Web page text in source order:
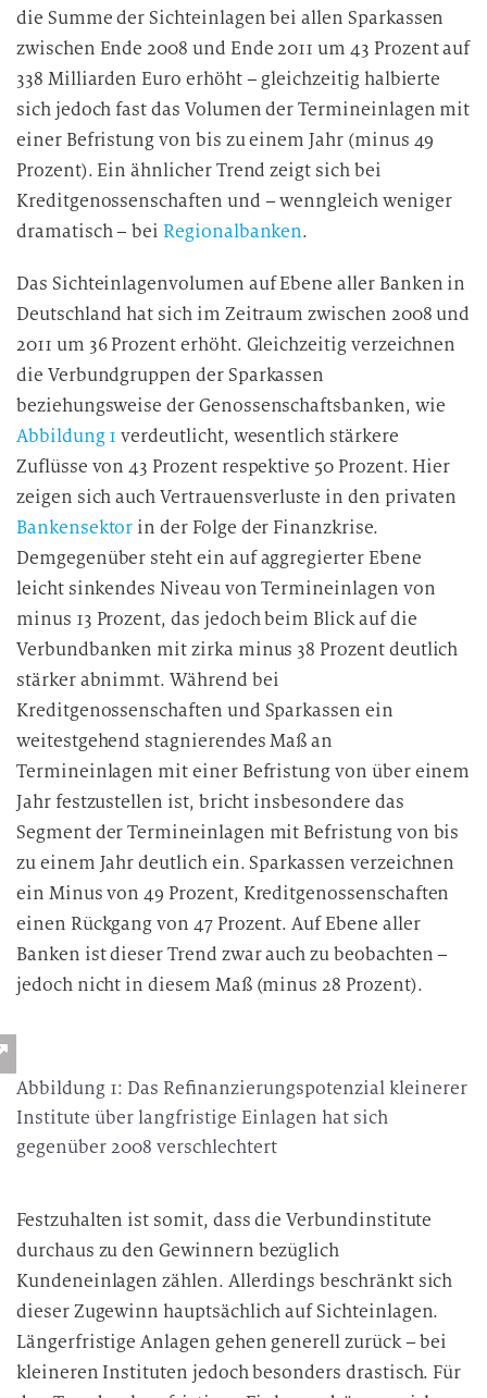
die Summe der Sichteinlagen bei allen Sparkassen
zwischen Ende 2008 und Ende 2011 um 43 Prozent auf
338 Milliarden Euro erhöht – gleichzeitig halbierte
sich jedoch fast das Volumen der Termineinlagen mit
einer Befristung von bis zu einem Jahr (minus 49
Prozent). Ein ähnlicher Trend zeigt sich bei
Kreditgenossenschaften und – wenngleich weniger
dramatisch – beiRegionalbanken.
Das Sichteinlagenvolumen auf Ebene aller Banken in
Deutschland hat sich im Zeitraum zwischen 2008 und
2011 um 36 Prozent erhöht. Gleichzeitig verzeichnen
die Verbundgruppen der Sparkassen
beziehungsweise der Genossenschaftsbanken, wie
Abbildung 1 verdeutlicht, wesentlich stärkere
Zuflüsse von 43 Prozent respektive 50 Prozent. Hier
zeigen sich auch Vertrauensverluste in den privaten
Bankensektor in der Folge der Finanzkrise.
Demgegenüber steht ein auf aggregierter Ebene
leicht sinkendes Niveau von Termineinlagen von
minus 13 Prozent, das jedoch beim Blick auf die
Verbundbanken mit zirka minus 38 Prozent deutlich
stärker abnimmt. Während bei
Kreditgenossenschaften und Sparkassen ein
weitestgehend stagnierendes Maß an
Termineinlagen mit einer Befristung von über einem
Jahr festzustellen ist, bricht insbesondere das
Segment der Termineinlagen mit Befristung von bis
zu einem Jahr deutlich ein. Sparkassen verzeichnen
ein Minus von 49 Prozent, Kreditgenossenschaften
einen Rückgang von 47 Prozent. Auf Ebene aller
Banken ist dieser Trend zwar auch zu beobachten –
jedoch nicht in diesem Maß (minus 28 Prozent).
Abbildung 1: Das Refinanzierungspotenzial kleinerer
Institute über langfristige Einlagen hat sich
gegenüber 2008 verschlechtert
Festzuhalten ist somit, dass die Verbundinstitute
durchaus zu den Gewinnern bezüglich
Kundeneinlagen zählen. Allerdings beschränkt sich
dieser Zugewinn hauptsächlich auf Sichteinlagen.
Längerfristige Anlagen gehen generell zurück – bei
kleineren Instituten jedoch besonders drastisch. Für